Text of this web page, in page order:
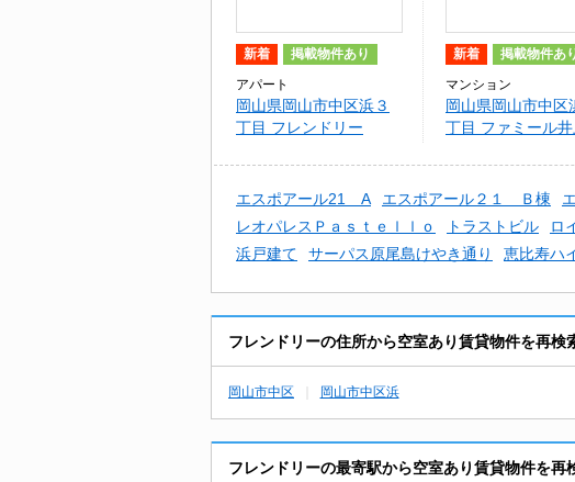
新着 掲載物件あり
アパート
岡山県岡山市中区浜３
丁目 フレンドリー
新着 掲載物件あ
マンション
岡山県岡山市中区
丁目 ファミール
エスポアール21 A エスポアール２１ Ｂ棟
レオパレスＰａｓｔｅｌｌｏ
トラストビル ロ
浜戸建て
サーパス原尾島けやき通り 恵比寿ハ
フレンドリーの住所から空室あり賃貸物件を再検
岡山市中区 岡山市中区浜
フレンドリーの最寄駅から空室あり賃貸物件を再